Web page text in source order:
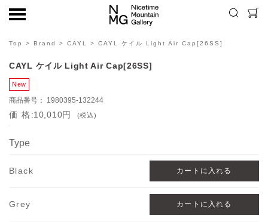
Top > Brand > CAYL > CAYL ケイル Light Air Cap[26SS]
CAYL ケイル Light Air Cap[26SS]
1980395-132244
価格10,010円 (税込)
Type
Black
Grey